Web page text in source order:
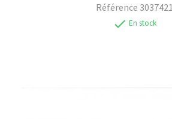
Référence 3037421
check En stock